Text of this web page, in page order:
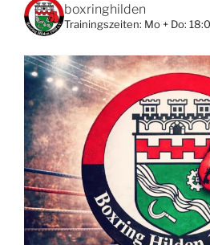
boxringhilden
Trainingszeiten: Mo + Do: